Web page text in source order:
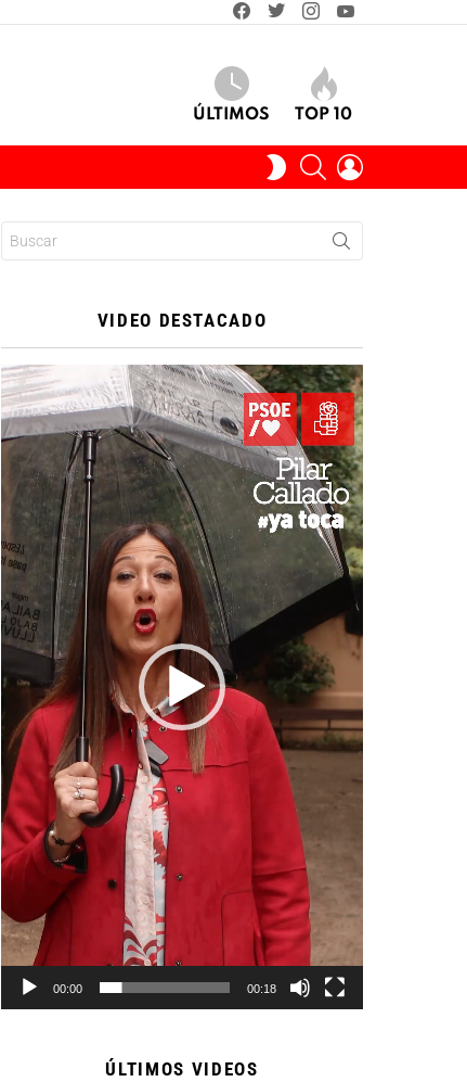
ÚLTIMOS TOP 10
SWITCH
SKIN
BUSCAR
VIDEO DESTACADO
Reproductor
de
vídeo
00:00 00:18
ÚLTIMOS VIDEOS